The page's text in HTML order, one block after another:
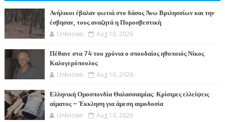
Ανήλικοι έβαλαν φωτιά στο δάσος Άνω Βριλησσίων και την
έσβησαν, τους αναζητά η Πυροσβεστική
Unknown Aug 10, 2026
Πέθανε στα 74 του χρόνια ο σπουδαίος ηθοποιός Νίκος
Καλογερόπουλος
Unknown Aug 10, 2026
Ελληνική Ομοσπονδία Θαλασσαιμίας: Κρίσιμες ελλείψεις
αίματος – Έκκληση για άμεση αιμοδοσία
Unknown Aug 10, 2026